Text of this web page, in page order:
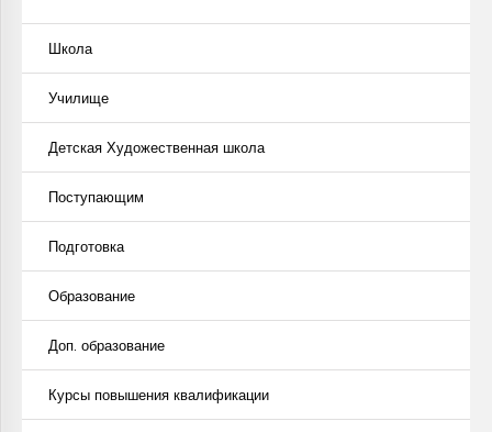
Школа
Училище
Детская Художественная школа
Поступающим
Подготовка
Образование
Доп. образование
Курсы повышения квалификации